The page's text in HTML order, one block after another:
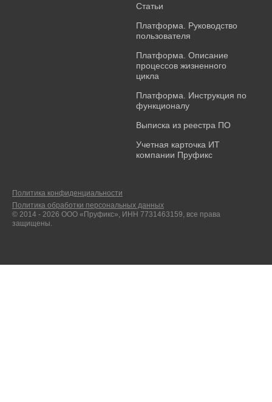
Статьи
Платформа. Руководство
пользователя
Платформа. Описание
процессов жизненного
цикла
Платформа. Инструкция по
функционалу
Выписка из реестра ПО
Учетная карточка ИТ
компании Пруфикс
Политика конфиденциальности
Политика обработки персональных данных
© 2014 - 2026 ООО «Пруфикс», ИНН 7731463159, все права
защищены.